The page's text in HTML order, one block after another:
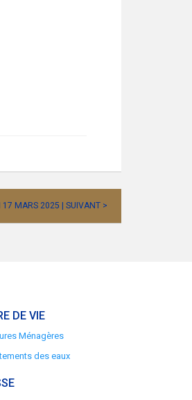
17 MARS 2025 | SUIVANT >
DE VIE
Ménagères
des eaux